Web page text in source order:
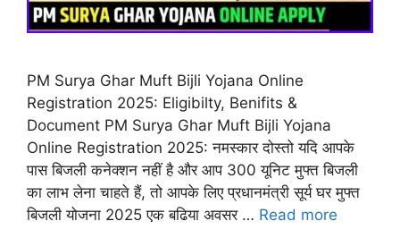
PM Surya Ghar Muft Bijli Yojana Online
Registration 2025: Eligibilty, Benifits &
Document PM Surya Ghar Muft Bijli Yojana
Online Registration 2025: नमस्कार दोस्तो यदि आपके
पास बिजली कनेक्शन नहीं है और आप 300 यूनिट मुफ्त बिजली
का लाभ लेना चाहते हैं, तो आपके लिए प्रधानमंत्री सूर्य घर मुफ्त
बिजली योजना 2025 एक बढिया अवसर … Read more